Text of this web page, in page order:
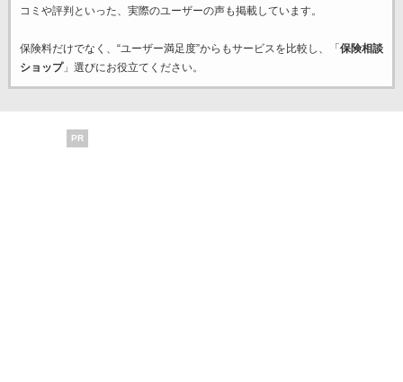
コミや評判といった、実際のユーザーの声も掲載しています。
保険料だけでなく、“ユーザー満足度”からもサービスを比較し、「 保険相談
ショップ」選びにお役立てください。
PR